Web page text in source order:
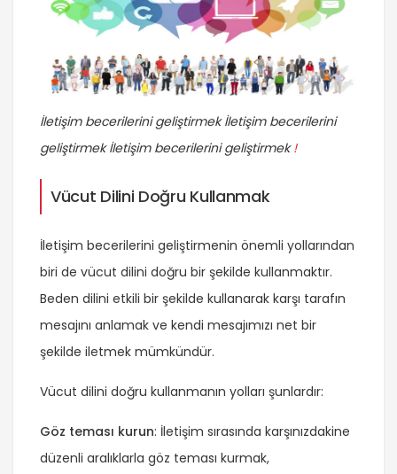
İletişim becerilerini geliştirmek İletişim becerilerini
geliştirmek İletişim becerilerini geliştirmek!
Vücut Dilini Doğru Kullanmak
İletişim becerilerini geliştirmenin önemli yollarından
biri de vücut dilini doğru bir şekilde kullanmaktır.
Beden dilini etkili bir şekilde kullanarak karşı tarafın
mesajını anlamak ve kendi mesajımızı net bir
şekilde iletmek mümkündür.
Vücut dilini doğru kullanmanın yolları şunlardır:
Göz teması kurun: İletişim sırasında karşınızdakine
düzenli aralıklarla göz teması kurmak,